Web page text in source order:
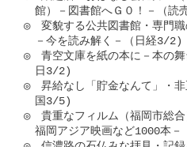
館）－図書館へＧ０！－（読
◎　変貌する公共図書館・専門
－今を読み解く－（日経3/2)
◎　青空文庫を紙の本に－本の
日3/2)
◎　昇給なし「貯金なんて」・
国3/5)
◎　貴重なフィルム（福岡市総合
福岡アジア映画など1000本